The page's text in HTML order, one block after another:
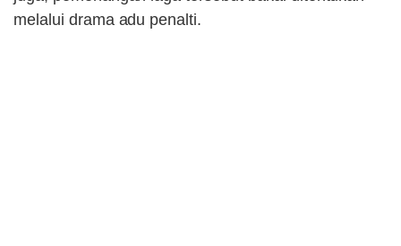
melalui drama adu penalti.